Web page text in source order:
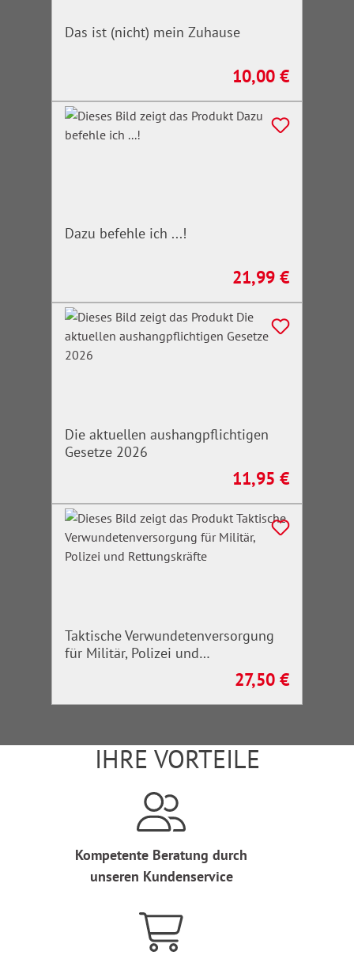
Das ist (nicht) mein Zuhause
Regulärer Preis:
10,00 €
Dazu befehle ich ...!
Regulärer Preis:
21,99 €
Die aktuellen aushangpflichtigen
Gesetze 2026
Regulärer Preis:
11,95 €
Taktische Verwundetenversorgung
für Militär, Polizei und
Regulärer Preis:
27,50 €
IHRE VORTEILE
Kompetente Beratung durch
unseren Kundenservice